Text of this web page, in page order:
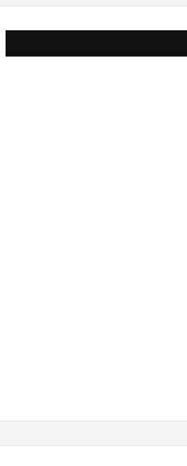
سرمایه‌گذاری آسان